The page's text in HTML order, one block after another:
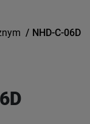
/ NHD-C-06D